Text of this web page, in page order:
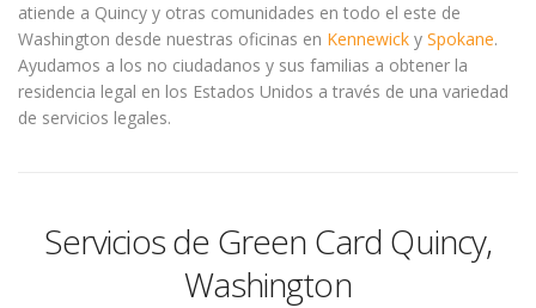
atiende a Quincy y otras comunidades en todo el este de
Washington desde nuestras oficinas en Kennewick y Spokane.
Ayudamos a los no ciudadanos y sus familias a obtener la
residencia legal en los Estados Unidos a través de una variedad
de servicios legales.
Servicios de Green Card Quincy,
Washington